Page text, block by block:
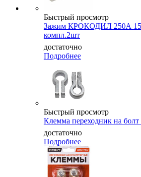
Быстрый просмотр
Зажим КРОКОДИЛ 250А
компл.2шт
достаточно
Подробнее
Быстрый просмотр
Клемма переходник на
достаточно
Подробнее